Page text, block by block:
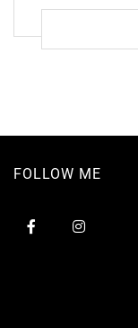
FOLLOW ME